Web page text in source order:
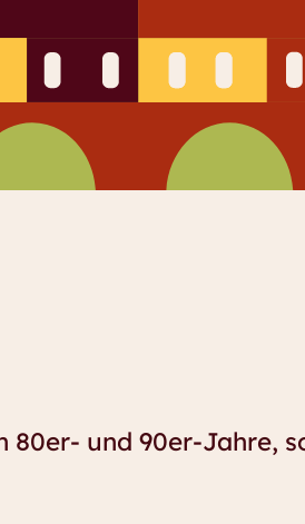
80er- und 90er-Jahre,